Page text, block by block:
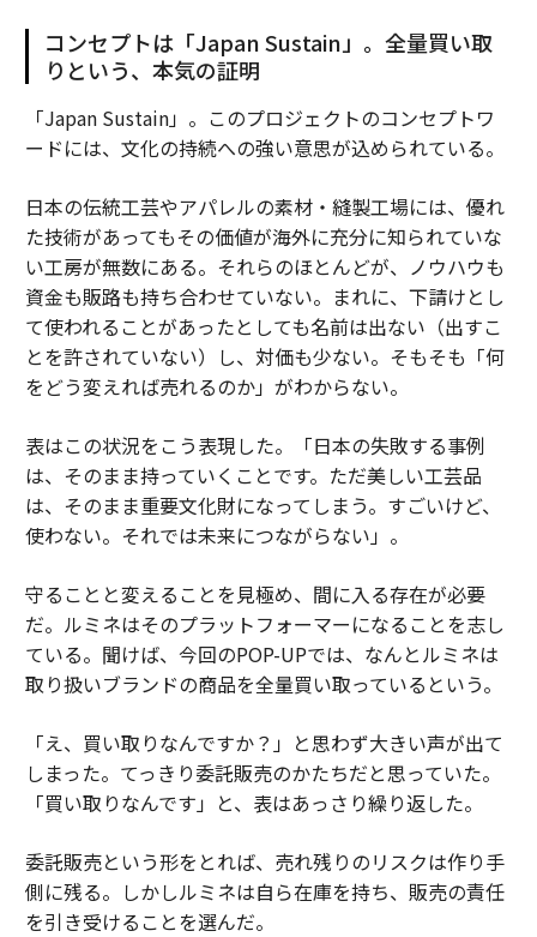
コンセプトは「Japan Sustain」。全量買い取
りという、本気の証明
「Japan Sustain」。このプロジェクトのコンセプトワ
ードには、文化の持続への強い意思が込められている。
日本の伝統工芸やアパレルの素材・縫製工場には、優れ
た技術があってもその価値が海外に充分に知られていな
い工房が無数にある。それらのほとんどが、ノウハウも
資金も販路も持ち合わせていない。まれに、下請けとし
て使われることがあったとしても名前は出ない（出すこ
とを許されていない）し、対価も少ない。そもそも「何
をどう変えれば売れるのか」がわからない。
表はこの状況をこう表現した。「日本の失敗する事例
は、そのまま持っていくことです。ただ美しい工芸品
は、そのまま重要文化財になってしまう。すごいけど、
使わない。それでは未来につながらない」。
守ることと変えることを見極め、間に入る存在が必要
だ。ルミネはそのプラットフォーマーになることを志し
ている。聞けば、今回のPOP-UPでは、なんとルミネは
取り扱いブランドの商品を全量買い取っているという。
「え、買い取りなんですか？」と思わず大きい声が出て
しまった。てっきり委託販売のかたちだと思っていた。
「買い取りなんです」と、表はあっさり繰り返した。
委託販売という形をとれば、売れ残りのリスクは作り手
側に残る。しかしルミネは自ら在庫を持ち、販売の責任
を引き受けることを選んだ。